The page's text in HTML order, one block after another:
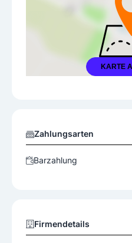
KARTE
Zahlungsarten
Barzahlung
Firmendetails